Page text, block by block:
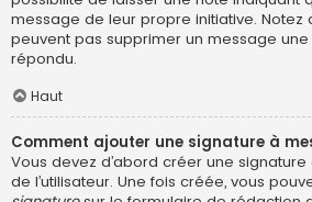
message de leur propre initiative. Notez
peuvent pas supprimer un message une
répondu.
Haut
Comment ajouter une signature à
Vous devez d’abord créer une
de l’utilisateur. Une fois créée, vous